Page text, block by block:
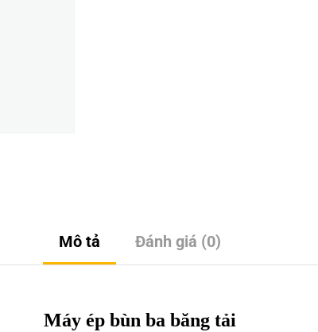
Mô tả Đánh giá (0)
Máy ép bùn ba băng tải